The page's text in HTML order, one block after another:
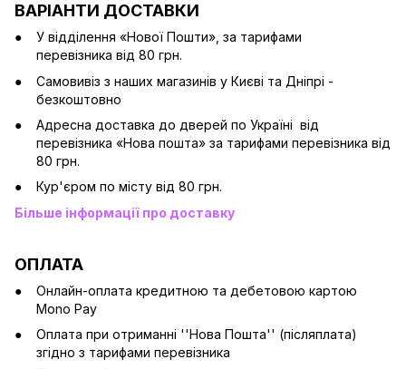
ВАРІАНТИ ДОСТАВКИ
У відділення «Нової Пошти», за тарифами
перевізника від 80 грн.
Cамовивіз з наших магазинів у Києві та Дніпрі -
безкоштовно
Адресна доставка до дверей по Україні від
перевізника «Нова пошта» за тарифами перевізника від
80 грн.
Кур'єром по місту від 80 грн.
Більше інформації про доставку
ОПЛАТА
Онлайн-оплата кредитною та дебетовою картою
Mono Pay
Оплата при отриманні ''Нова Пошта'' (післяплата)
згідно з тарифами перевізника